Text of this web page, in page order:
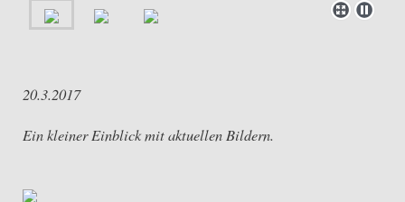
20.3.2017
Ein kleiner Einblick mit aktuellen Bildern.